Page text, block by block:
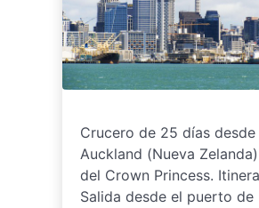
Crucero de 25 días desde
Auckland (Nueva
del Crown Princess.
Salida desde el puerto de